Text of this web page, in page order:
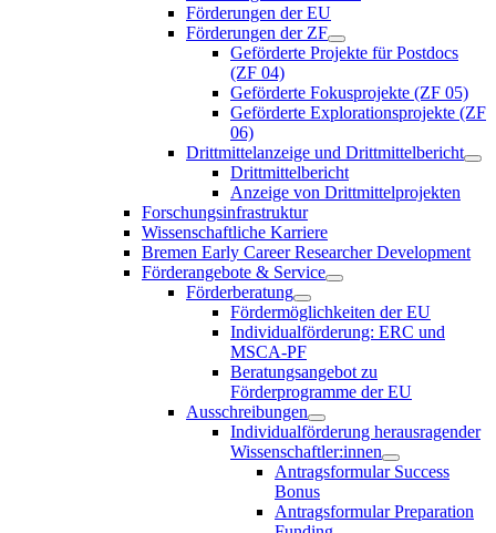
Förderungen der EU
Förderungen der ZF
Geförderte Projekte für Postdocs
(ZF 04)
Geförderte Fokusprojekte (ZF 05)
Geförderte Explorationsprojekte (ZF
06)
Drittmittelanzeige und Drittmittelbericht
Drittmittelbericht
Anzeige von Drittmittelprojekten
Forschungsinfrastruktur
Wissenschaftliche Karriere
Bremen Early Career Researcher Development
Förderangebote & Service
Förderberatung
Fördermöglichkeiten der EU
Individualförderung: ERC und
MSCA-PF
Beratungsangebot zu
Förderprogramme der EU
Ausschreibungen
Individualförderung herausragender
Wissenschaftler:innen
Antragsformular Success
Bonus
Antragsformular Preparation